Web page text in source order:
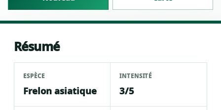
Résumé
ESPÈCE
Frelon asiatique
INTENSITÉ
3/5